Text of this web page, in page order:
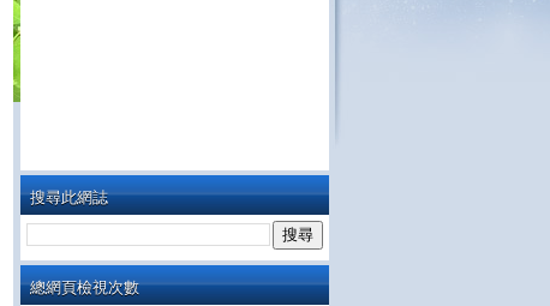
搜尋此網誌
總網頁檢視次數